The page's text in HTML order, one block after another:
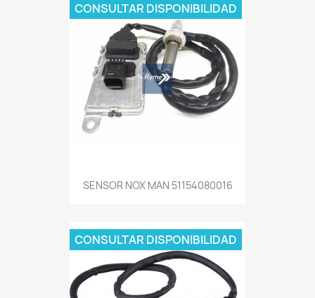
SENSOR NOX MAN 51154080016
CONSULTAR DISPONIBILIDAD
CONSULTAR DISPONIBILIDAD